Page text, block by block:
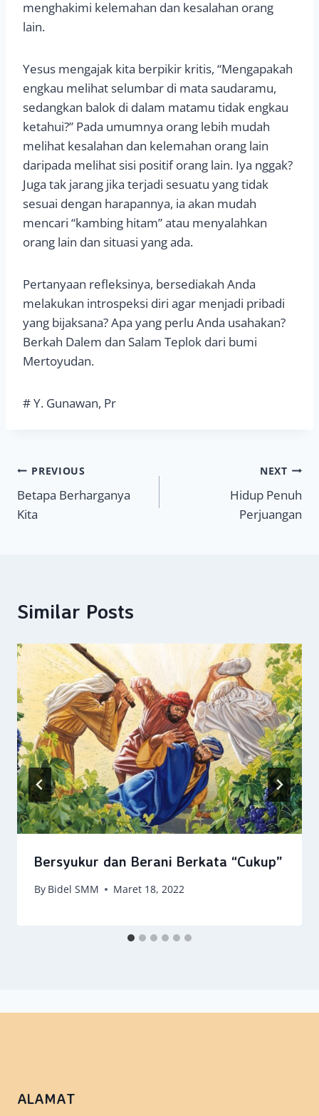
menghakimi kelemahan dan kesalahan orang
lain.
Yesus mengajak kita berpikir kritis, “Mengapakah
engkau melihat selumbar di mata saudaramu,
sedangkan balok di dalam matamu tidak engkau
ketahui?” Pada umumnya orang lebih mudah
melihat kesalahan dan kelemahan orang lain
daripada melihat sisi positif orang lain. Iya nggak?
Juga tak jarang jika terjadi sesuatu yang tidak
sesuai dengan harapannya, ia akan mudah
mencari “kambing hitam” atau menyalahkan
orang lain dan situasi yang ada.
Pertanyaan refleksinya, bersediakah Anda
melakukan introspeksi diri agar menjadi pribadi
yang bijaksana? Apa yang perlu Anda usahakan?
Berkah Dalem dan Salam Teplok dari bumi
Mertoyudan.
# Y. Gunawan, Pr
Navigasi
pos
PREVIOUS
Betapa Berharganya
Kita
NEXT
Hidup Penuh
Perjuangan
Similar Posts
Bersyukur dan Berani Berkata “Cukup”
By Bidel SMM Maret 18, 2022
ALAMAT